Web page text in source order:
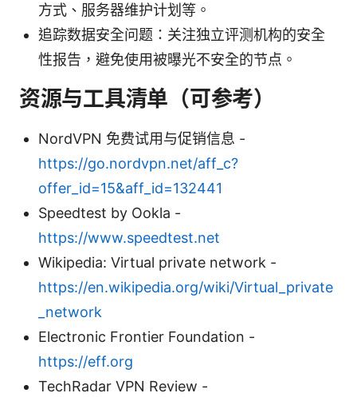
方式、服务器维护计划等。
追踪数据安全问题：关注独立评测机构的安全
性报告，避免使用被曝光不安全的节点。
资源与工具清单（可参考）
NordVPN 免费试用与促销信息 -
https://go.nordvpn.net/aff_c?
offer_id=15&aff_id=132441
Speedtest by Ookla -
https://www.speedtest.net
Wikipedia: Virtual private network -
https://en.wikipedia.org/wiki/Virtual_private
_network
Electronic Frontier Foundation -
https://eff.org
TechRadar VPN Review -